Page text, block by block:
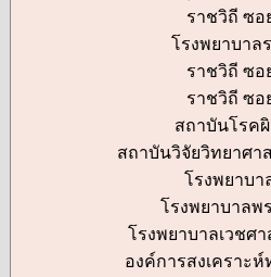
ราชวิถี ซอ
โรงพยาบาล
ราชวิถี ซอ
ราชวิถี ซอ
สถาบันโรค
สถาบันวิจัยวิทยาศา
โรงพยาบา
โรงพยาบาลพ
โรงพยาบาลเวชศ
องค์การสงเคราะ